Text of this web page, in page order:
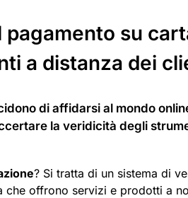
su
a distanza dei
di affidarsi al mondo
la veridicità degli
? Si tratta di un sistema di
che offrono servizi e prodotti a